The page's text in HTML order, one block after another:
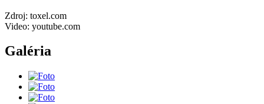
Zdroj: toxel.com
Video: youtube.com
Galéria